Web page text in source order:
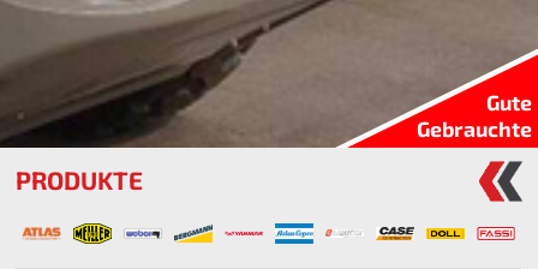
Gute
Gebrauchte
PRODUKTE